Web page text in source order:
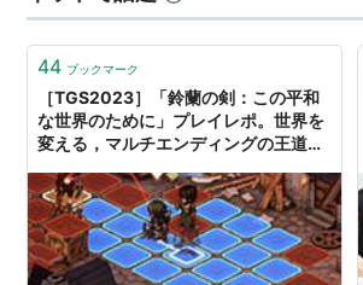
44 ブックマーク
［TGS2023］「鈴蘭の剣：この平和
な世界のために」プレイレポ。世界を
変える，マルチエンディングの王道タ